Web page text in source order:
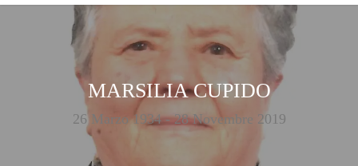
MARSILIA CUPIDO
26 Marzo 1934 - 28 Novembre 2019